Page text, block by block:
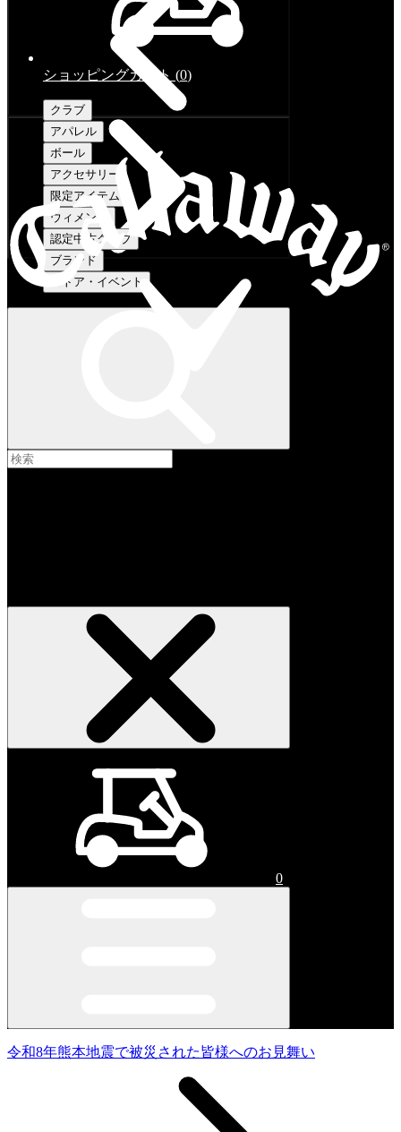
ショッピングカート (0)
クラブ
アパレル
ボール
アクセサリー
限定アイテム
ウィメンズ
認定中古クラブ
ブランド
ストア・イベント
0
令和8年熊本地震で被災された皆様へのお見舞い